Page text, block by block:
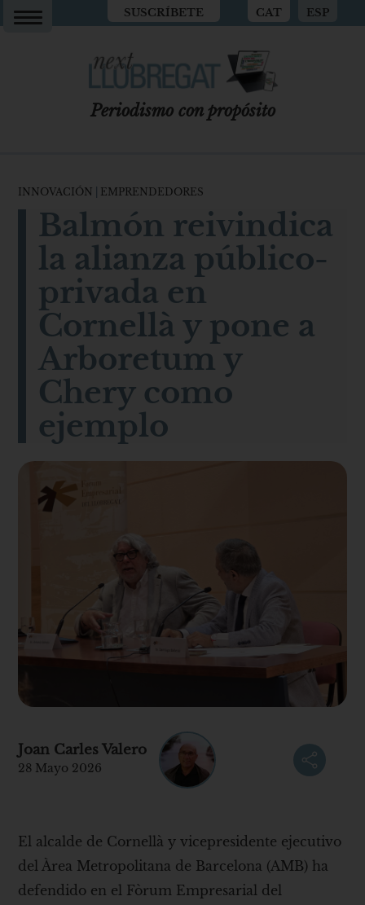
SUSCRÍBETE CAT ESP
Periodismo con propósito
INNOVACIÓN EMPRENDEDORES
Balmón reivindica
la alianza público-
privada en
Cornellà y pone a
Arboretum y
Chery como
ejemplo
Joan Carles Valero
28 Mayo 2026
El alcalde de Cornellà y vicepresidente ejecutivo
del Àrea Metropolitana de Barcelona (AMB) ha
defendido en el Fòrum Empresarial del